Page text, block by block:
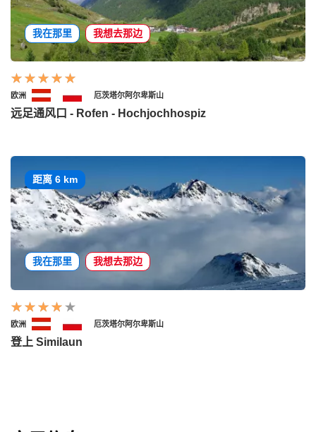
我在那里 我想去那边
欧洲 厄茨塔尔阿尔卑斯山
远足通风口 - Rofen - Hochjochhospiz
距离 6 km
我在那里 我想去那边
欧洲 厄茨塔尔阿尔卑斯山
登上 Similaun